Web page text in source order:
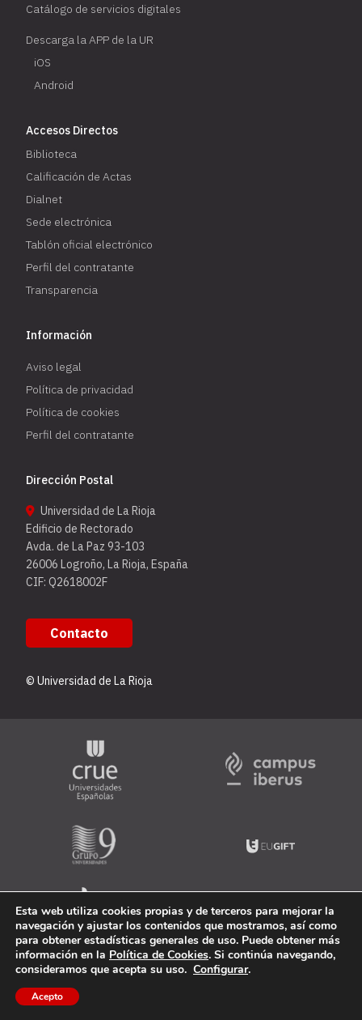
Catálogo de servicios digitales
Descarga la APP de la UR
iOS
Android
Accesos Directos
Biblioteca
Calificación de Actas
Dialnet
Sede electrónica
Tablón oficial electrónico
Perfil del contratante
Transparencia
Información
Aviso legal
Política de privacidad
Política de cookies
Perfil del contratante
Dirección Postal
Universidad de La Rioja
Edificio de Rectorado
Avda. de La Paz 93-103
26006 Logroño, La Rioja, España
CIF: Q2618002F
Contacto
© Universidad de La Rioja
Esta web utiliza cookies propias y de terceros para mejorar la
navegación y ajustar los contenidos que mostramos, así como
para obtener estadísticas generales de uso. Puede obtener más
información en la Política de Cookies. Si continúa navegando,
consideramos que acepta su uso. Configurar.
Acepto